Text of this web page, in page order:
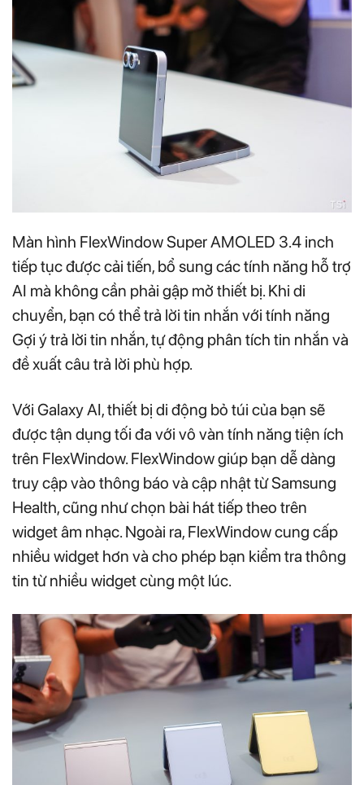
Màn hình FlexWindow Super AMOLED 3.4 inch
tiếp tục được cải tiến, bổ sung các tính năng hỗ trợ
AI mà không cần phải gập mở thiết bị. Khi di
chuyển, bạn có thể trả lời tin nhắn với tính năng
Gợi ý trả lời tin nhắn, tự động phân tích tin nhắn và
đề xuất câu trả lời phù hợp.
Với Galaxy AI, thiết bị di động bỏ túi của bạn sẽ
được tận dụng tối đa với vô vàn tính năng tiện ích
trên FlexWindow. FlexWindow giúp bạn dễ dàng
truy cập vào thông báo và cập nhật từ Samsung
Health, cũng như chọn bài hát tiếp theo trên
widget âm nhạc. Ngoài ra, FlexWindow cung cấp
nhiều widget hơn và cho phép bạn kiểm tra thông
tin từ nhiều widget cùng một lúc.